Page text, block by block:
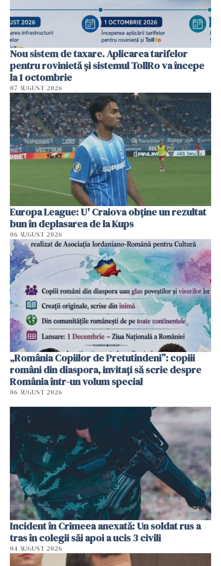
Nou sistem de taxare. Aplicarea tarifelor
pentru rovinietă şi sistemul TollRo va începe
la 1 octombrie
07 AUGUST 2026
Europa League: U' Craiova obține un rezultat
bun în deplasarea de la Kups
06 AUGUST 2026
„România Copiilor de Pretutindeni”: copiii
români din diaspora, invitați să scrie despre
România într-un volum special
06 AUGUST 2026
Incident în Crimeea anexată: Un soldat rus a
tras în colegii săi apoi a ucis 3 civili
04 AUGUST 2026